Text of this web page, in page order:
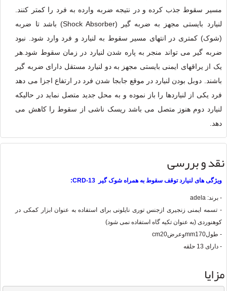
مسیر سقوط جذب کرده و در نتیجه ضربه وارده به فرد را کمتر کنند.
لنیارد بایستی مجهز به ضربه گیر (Shock Absorber) باشد تا ضربه
(شوک) کمتری در انتهای مسیر سقوط به لنیارد و فرد وارد شود. نبود
ضربه گیر می تواند منجر به پاره شدن لنیارد در زمان سقوط شود.هر
یک از یراقهای ایمنی بایستی مجهز به دو لنیارد مستقل دارای ضربه گیر
باشند. دوبل بودن لنیارد در موقع جابجا شدن فرد در ارتفاع اجزا می دهد
فرد یکی از لنیاردها را باز نموده و به محل جدید متصل نماید در حالیکه
لنیارد دوم هنوز متصل می باشد ریسک ناشی از سقوط را کاهش می
دهد.
نقد و بررسی
ویژگی های لنیارد توقف سقوط به همراه شوک گیر CRD-13:
- برند: adela
- تسمه ایمنی زنجیری ازجنس توری نایلونی برای استفاده به عنوان ابزار کمکی در
کوهنوردی (به عنوان تکیه گاه استفاده نمی شود)
- طول170
cm وعرض20mm
- دارای 13 حلقه
مزایا